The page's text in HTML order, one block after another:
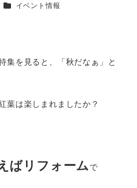
カテゴリー
イベント情報
集を見ると、「秋だなぁ」と
葉は楽しまれましたか？
ばリフォーム で